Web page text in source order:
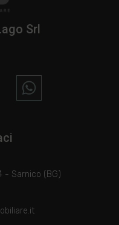
Srl
- Sarnico (BG)